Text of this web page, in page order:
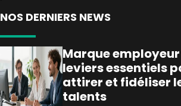
NOS DERNIERS NEWS
Marque employeur
leviers essentiels
attirer et fidéliser
talents